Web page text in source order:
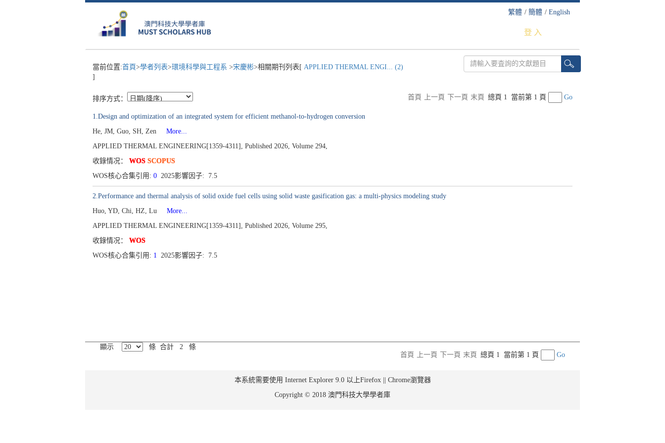
繁體 / 簡體 / English
登 入
當前位置:首頁>學者列表>環境科學與工程系 >宋慶彬>相關期刊列表[ APPLIED THERMAL ENGI... (2)
]
排序方式： 首頁 上一頁 下一頁 末頁 總頁 1 當前第 1 頁 Go
1.Design and optimization of an integrated system for efficient methanol-to-hydrogen conversion
He, JM, Guo, SH, Zen
More...
APPLIED THERMAL ENGINEERING[1359-4311], Published 2026, Volume 294,
收錄情况： WOS SCOPUS
WOS核心合集引用: 0 2025影響因子: 7.5
2.Performance and thermal analysis of solid oxide fuel cells using solid waste gasification gas: a multi-physics modeling study
Huo, YD, Chi, HZ, Lu
More...
APPLIED THERMAL ENGINEERING[1359-4311], Published 2026, Volume 295,
收錄情况： WOS
WOS核心合集引用: 1 2025影響因子: 7.5
顯示
條 合計 2 條
首頁
上一頁 下一頁 末頁 總頁 1 當前第 1 頁 Go
本系統需要使用 Internet Explorer 9.0 以上Firefox || Chrome瀏覽器
Copyright © 2018 澳門科技大學學者庫